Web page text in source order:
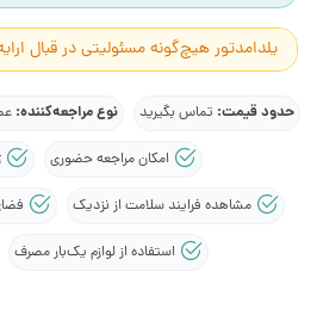
یلدامدتور هیچ‌گونه مسئولیتی در قبال
حدود قیمت: تماس بگیرید نوع مراجعه‌کننده:
امکان مراجعه حضوری
مشاهده فرایند سلامت از نزدیک
استفاده از لوازم یک‌بار مصرف